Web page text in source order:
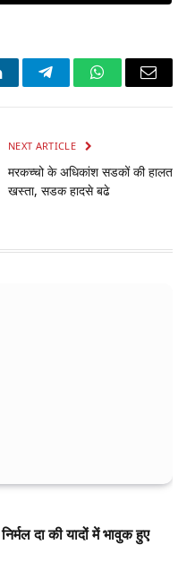
TelegramWhatsApp
Email
NEXT ARTICLE
मरकच्चो के अधिकांश सडकों की हालत
खस्ता, सडक हादसे बढे
दा की यादों में भावुक हुए